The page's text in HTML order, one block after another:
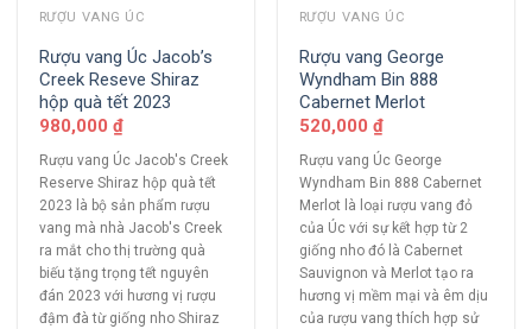
RƯỢU VANG ÚC
Rượu vang Úc Jacob’s
Creek Reseve Shiraz
hộp quà tết 2023
980,000 ₫
Rượu vang Úc Jacob's Creek
Reserve Shiraz hộp quà tết
2023 là bộ sản phẩm rượu
vang mà nhà Jacob's Creek
ra mắt cho thị trường quà
biếu tặng trọng tết nguyên
đán 2023 với hương vị rượu
đậm đà từ giống nho Shiraz
RƯỢU VANG ÚC
Rượu vang George
Wyndham Bin 888
Cabernet Merlot
520,000 ₫
Rượu vang Úc George
Wyndham Bin 888 Cabernet
Merlot là loại rượu vang đỏ
của Úc với sự kết hợp từ 2
giống nho đó là Cabernet
Sauvignon và Merlot tạo ra
hương vị mềm mại và êm dịu
của rượu vang thích hợp sử